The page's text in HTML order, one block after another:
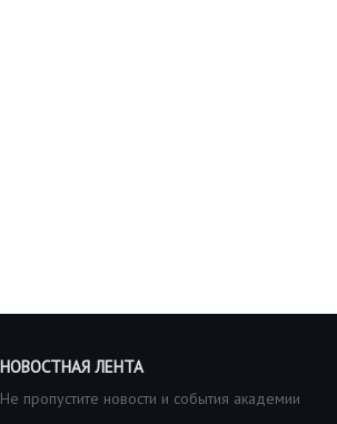
НОВОСТНАЯ ЛЕНТА
Не пропустите новости и события академии